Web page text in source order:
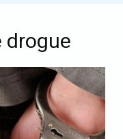
drogue